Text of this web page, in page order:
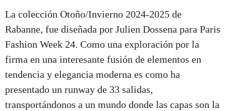
La colección Otoño/Invierno 2024-2025 de
Rabanne, fue diseñada por Julien Dossena para Paris
Fashion Week 24. Como una exploración por la
firma en una interesante fusión de elementos en
tendencia y elegancia moderna es como ha
presentado un runway de 33 salidas,
transportándonos a un mundo donde las capas son la